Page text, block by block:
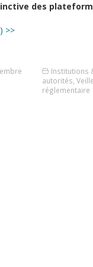
des
>>
Institutions
autorités Veille
réglementaire